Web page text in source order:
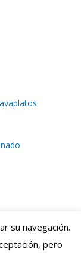
su navegación.
pero